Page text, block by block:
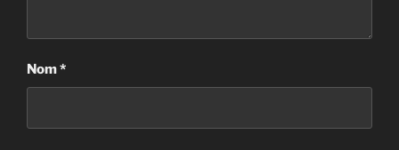
Nom*